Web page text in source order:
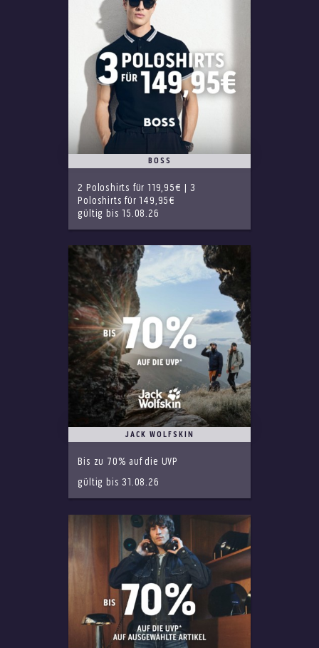
BOSS
2 Poloshirts für 119,95€ | 3
Poloshirts für 149,95€
gültig bis 15.08.26
JACK WOLFSKIN
Bis zu 70% auf die UVP
gültig bis 31.08.26